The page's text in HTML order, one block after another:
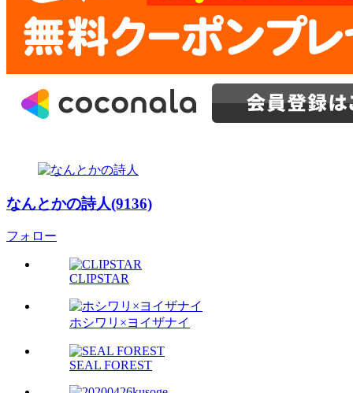
なんとかの詩人(9136)
フォロー
CLIPSTAR
ホシワリ×ヨイザナイ
SEAL FOREST